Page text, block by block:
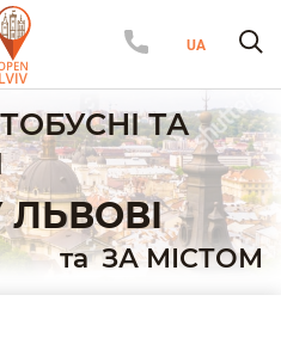
ТА
ЛЬВОВІ
таЗА МІСТОМ